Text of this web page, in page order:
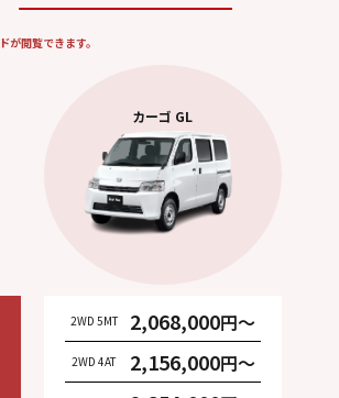
閲覧できます。
カーゴ GL
2WD 5MT 2,068,000円～
2WD 4AT 2,156,000円～